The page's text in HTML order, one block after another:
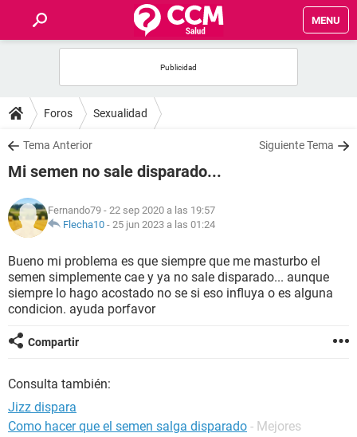
MENU
FOROS
SALUD
NUTRICIÓN
BIENESTAR
SEXUALIDAD
GLOSARIO
Foros Sexualidad
Tema Anterior Siguiente Tema
Mi semen no sale disparado...
Fernando79 - 22 sep 2020 a las 19:57
Flecha10 - 25 jun 2023 a las 01:24
Bueno mi problema es que siempre que me masturbo el
semen simplemente cae y ya no sale disparado... aunque
siempre lo hago acostado no se si eso influya o es alguna
condicion. ayuda porfavor
Compartir
Consulta también:
Jizz dispara
Como hacer que el semen salga disparado - Mejores